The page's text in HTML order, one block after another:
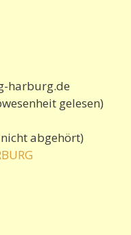
harburg.de
gelesen)
abgehört)